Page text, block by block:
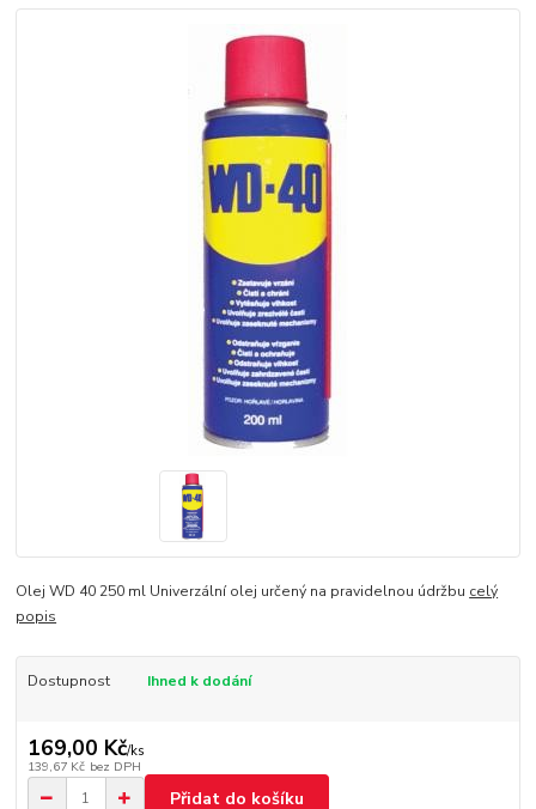
Olej WD 40 250 ml Univerzální olej určený na pravidelnou údržbu celý
popis
Dostupnost Ihned k dodání
169,00 Kč/ks
139,67 Kč bez DPH
Přidat do košíku